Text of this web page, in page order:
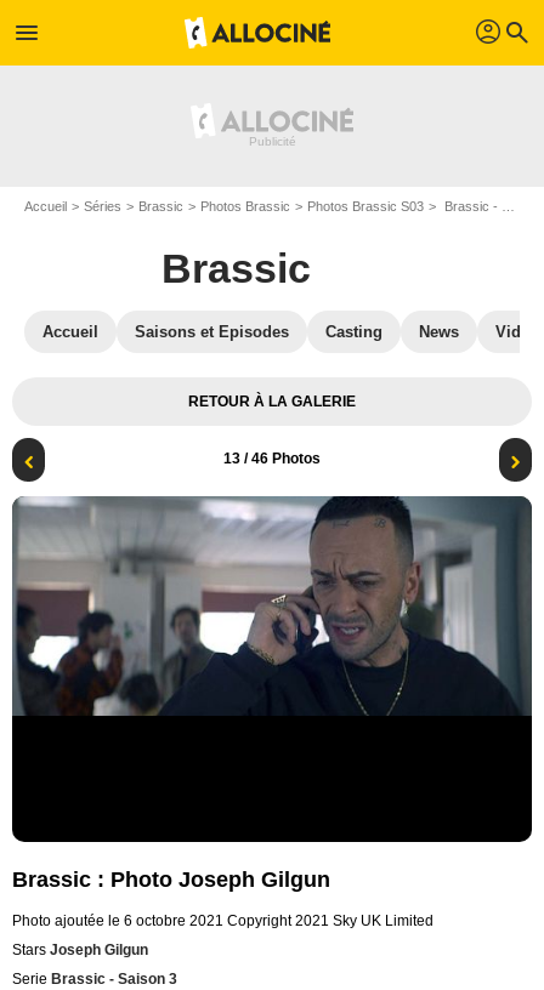
menu profil search
Accueil Séries Brassic Photos Brassic Photos Brassic S03 Brassic - Saison 3 : Brassic : Photo Joseph Gilgun
Brassic
Accueil Saisons et Episodes Casting News
RETOUR À LA GALERIE
13 / 46 Photos
Brassic : Photo Joseph Gilgun
Photo ajoutée le 6 octobre 2021 Copyright 2021 Sky UK Limited
Stars Joseph Gilgun
Serie Brassic - Saison 3